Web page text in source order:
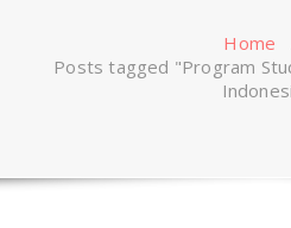
Home
Posts tagged "Program